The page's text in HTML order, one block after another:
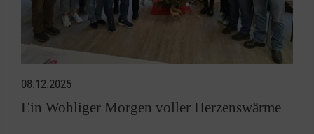
08.12.2025
Ein Wohliger Morgen voller Herzenswärme